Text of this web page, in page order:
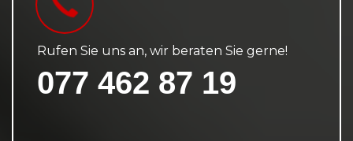
Rufen Sie uns an, wir beraten Sie gerne!
077 462 87 19